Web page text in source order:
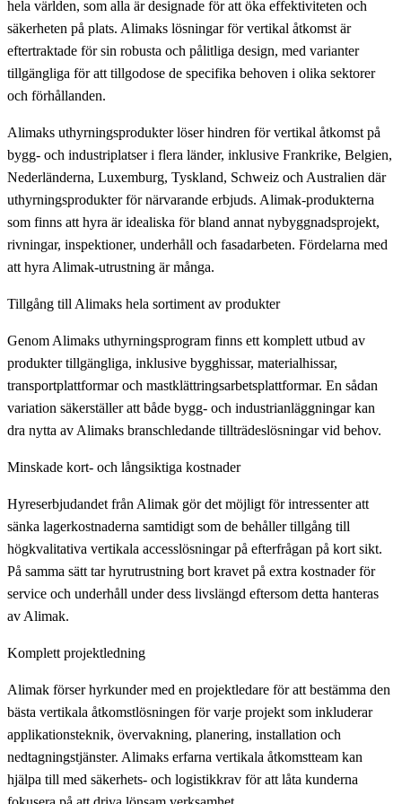
hela världen, som alla är designade för att öka effektiviteten och
säkerheten på plats. Alimaks lösningar för vertikal åtkomst är
eftertraktade för sin robusta och pålitliga design, med varianter
tillgängliga för att tillgodose de specifika behoven i olika sektorer
och förhållanden.
Alimaks uthyrningsprodukter löser hindren för vertikal åtkomst på
bygg- och industriplatser i flera länder, inklusive Frankrike, Belgien,
Nederländerna, Luxemburg, Tyskland, Schweiz och Australien där
uthyrningsprodukter för närvarande erbjuds. Alimak-produkterna
som finns att hyra är idealiska för bland annat nybyggnadsprojekt,
rivningar, inspektioner, underhåll och fasadarbeten. Fördelarna med
att hyra Alimak-utrustning är många.
Tillgång till Alimaks hela sortiment av produkter
Genom Alimaks uthyrningsprogram finns ett komplett utbud av
produkter tillgängliga, inklusive bygghissar, materialhissar,
transportplattformar och mastklättringsarbetsplattformar. En sådan
variation säkerställer att både bygg- och industrianläggningar kan
dra nytta av Alimaks branschledande tillträdeslösningar vid behov.
Minskade kort- och långsiktiga kostnader
Hyreserbjudandet från Alimak gör det möjligt för intressenter att
sänka lagerkostnaderna samtidigt som de behåller tillgång till
högkvalitativa vertikala accesslösningar på efterfrågan på kort sikt.
På samma sätt tar hyrutrustning bort kravet på extra kostnader för
service och underhåll under dess livslängd eftersom detta hanteras
av Alimak.
Komplett projektledning
Alimak förser hyrkunder med en projektledare för att bestämma den
bästa vertikala åtkomstlösningen för varje projekt som inkluderar
applikationsteknik, övervakning, planering, installation och
nedtagningstjänster. Alimaks erfarna vertikala åtkomstteam kan
hjälpa till med säkerhets- och logistikkrav för att låta kunderna